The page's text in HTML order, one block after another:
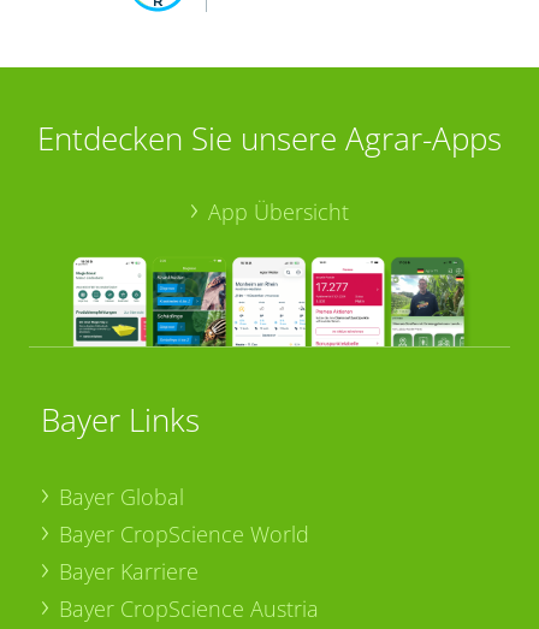
Entdecken Sie unsere Agrar-Apps
App Übersicht
Bayer Links
Bayer Global
Bayer CropScience World
Bayer Karriere
Bayer CropScience Austria